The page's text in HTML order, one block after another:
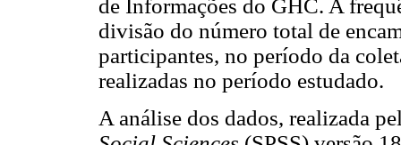
de Informações do GHC. A
divisão do número total de
participantes, no período da
realizadas no período estudado.
A análise dos dados, realizada